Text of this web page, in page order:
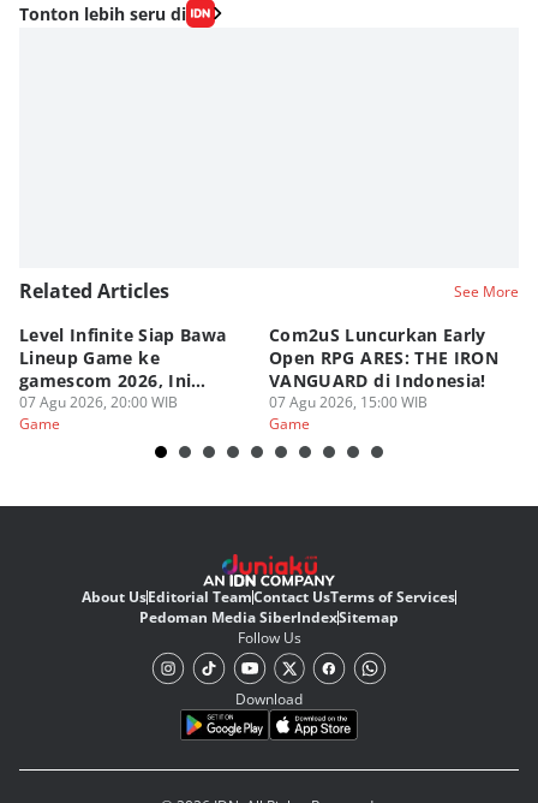
Tonton lebih seru di
Related Articles See More
Level Infinite Siap Bawa
Lineup Game ke
gamescom 2026, Ini
Judulnya!
07 Agu 2026, 20:00 WIB
Game
Com2uS Luncurkan Early
Open RPG ARES: THE IRON
VANGUARD di Indonesia!
07 Agu 2026, 15:00 WIB
Game
About UsEditorial TeamContact UsTerms of Services
Pedoman Media SiberIndexSitemap
Follow Us
Download